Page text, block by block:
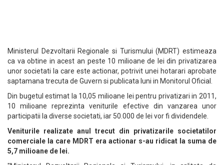
Ministerul Dezvoltarii Regionale si Turismului (MDRT) estimeaza
ca va obtine in acest an peste 10 milioane de lei din privatizarea
unor societati la care este actionar, potrivit unei hotarari aprobate
saptamana trecuta de Guvern si publicata luni in Monitorul Oficial.
Din bugetul estimat la 10,05 milioane lei pentru privatizari in 2011,
10 milioane reprezinta veniturile efective din vanzarea unor
participatii la diverse societati, iar 50.000 de lei vor fi dividendele.
Veniturile realizate anul trecut din privatizarile societatilor
comerciale la care MDRT era actionar s-au ridicat la suma de
5,7 milioane de lei.